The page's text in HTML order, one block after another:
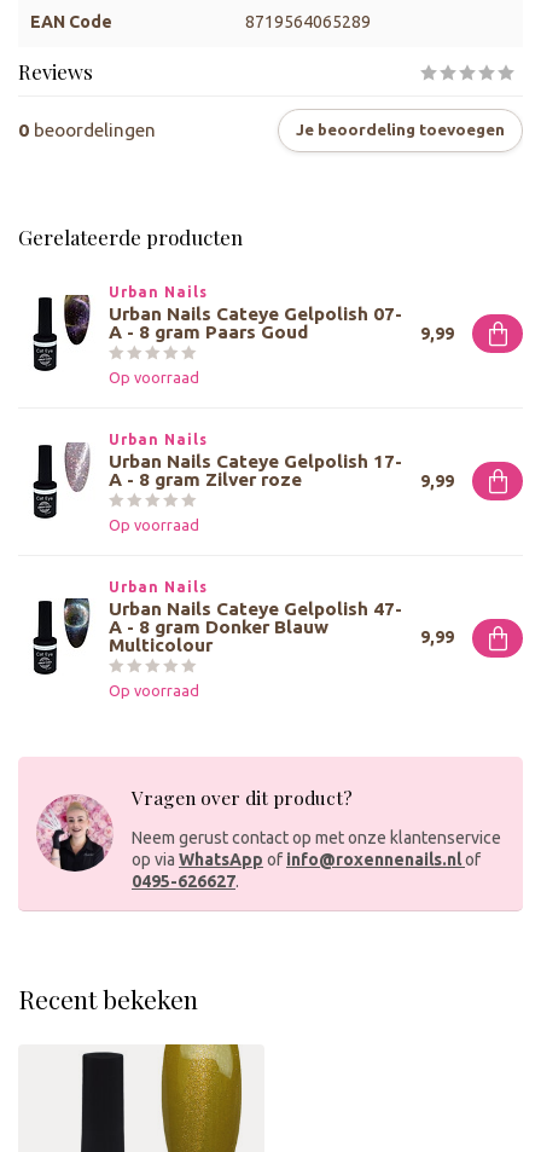
EAN Code 8719564065289
Reviews
0 beoordelingen Je beoordeling toevoegen
Gerelateerde producten
Urban Nails
Urban Nails Cateye Gelpolish 07-
A - 8 gram Paars Goud
Op voorraad
9,99
Urban Nails
Urban Nails Cateye Gelpolish 17-
A - 8 gram Zilver roze
Op voorraad
9,99
Urban Nails
Urban Nails Cateye Gelpolish 47-
A - 8 gram Donker Blauw
Multicolour
Op voorraad
9,99
Vragen over dit product?
Neem gerust contact op met onze klantenservice
op via WhatsApp of info@roxennenails.nlof
0495-626627.
Recent bekeken